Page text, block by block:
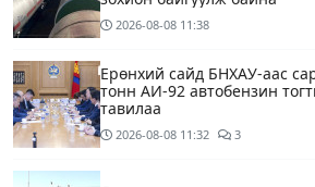
2026-08-08 11:38
Ерөнхий сайд БНХАУ-аас
тонн АИ-92 автобензин
тавилаа
2026-08-08 11:32 3